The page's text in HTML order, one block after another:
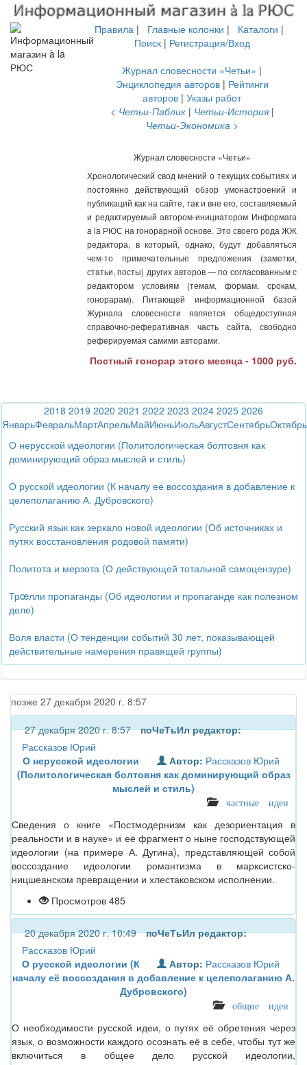
Правила | Главные колонки | Каталоги |
Поиск| Регистрация/Вход
Журнал словесности «Четьи» |
Энциклопедия авторов| Рейтинги
авторов | Указы работ
< Четьи-Паблик| Четьи-История|
Четьи-Экономика >
Журнал словесности «Четьи»
Хронологический свод мнений о текущих событиях и
постоянно действующий обзор умонастроений и
публикаций как на сайте, так и вне его, составляемый
и редактируемый автором-инициатором Информага
a la РЮС на гонорарной основе. Это своего рода ЖЖ
редактора, в который, однако, будут добавляться
чем-то примечательные предложения (заметки,
статьи, посты) других авторов — по согласованным с
редактором условиям (темам, формам, срокам,
гонорарам). Питающей информационной базой
Журнала словесности является общедоступная
справочно-реферативная часть сайта, свободно
реферируемая самими авторами.
Постный гонорар этого месяца - 1000 руб.
2018 2019 2020 2021 2022 2023 2024 2025 2026
ЯнварьФевральМартАпрельМайИюньИюльАвгустСентябрьОктябрь
О нерусской идеологии (Политологическая болтовня как
доминирующий образ мыслей и стиль)
О русской идеологии (К началу её воссоздания в добавление к
целеполаганию А. Дубровского)
Русский язык как зеркало новой идеологии (Об источниках и
путях восстановления родовой памяти)
Политота и мерзота (О действующей тотальной самоцензуре)
Трœлли пропаганды (Об идеологии и пропаганде как полезном
деле)
Воля власти (О тенденции событий 30 лет, показывающей
действительные намерения правящей группы)
позже 27 декабря 2020 г. 8:57
27 декабря 2020 г. 8:57 поЧеТьИл редактор:
Рассказов Юрий
Автор: Рассказов Юрий
О нерусской идеологии
(Политологическая болтовня как доминирующий образ
мыслей и стиль)
частные идеи
Сведения о книге «Постмодернизм как дезориентация в
реальности и в науке» и её фрагмент о ныне господствующей
идеологии (на примере А. Дугина), представляющей собой
воссоздание идеологии романтизма в марксистско-
ницшеанском превращении и хлестаковском исполнении.
Просмотров 485
20 декабря 2020 г. 10:49 поЧеТьИл редактор:
Рассказов Юрий
Автор: Рассказов Юрий
О русской идеологии (К
началу её воссоздания в добавление к целеполаганию А.
Дубровского)
общие идеи
О необходимости русской идеи, о путях её обретения через
язык, о возможности каждого осознать её в себе, чтобы тут же
включиться в общее дело русской идеологии,